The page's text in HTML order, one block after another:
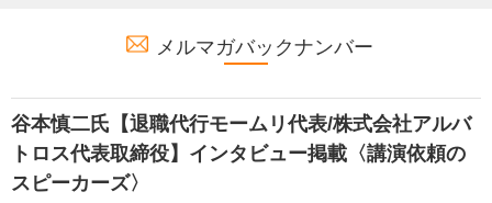
メルマガバックナンバー
谷本慎二氏【退職代行モームリ代表/株式会社アルバ
トロス代表取締役】インタビュー掲載〈講演依頼の
スピーカーズ〉